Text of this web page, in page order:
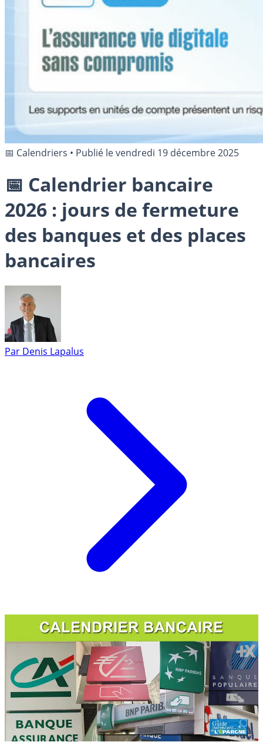
📅 Calendriers • Publié levendredi 19 décembre 2025
📅 Calendrier bancaire
2026 : jours de fermeture
des banques et des places
bancaires
Par Denis Lapalus